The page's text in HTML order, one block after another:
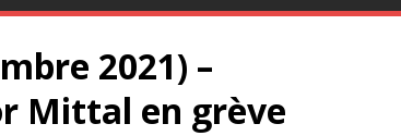
2021) –
Mittal en grève